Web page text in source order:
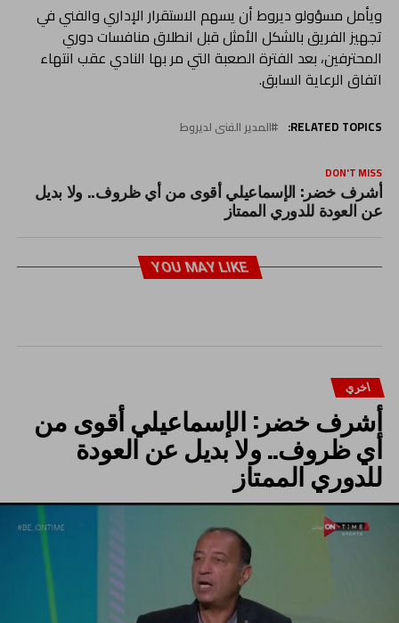
ويأمل مسؤولو ديروط أن يسهم الاستقرار الإداري والفني في
تجهيز الفريق بالشكل الأمثل قبل انطلاق منافسات دوري
المحترفين، بعد الفترة الصعبة التي مر بها النادي عقب انتهاء
اتفاق الرعاية السابق.
RELATED TOPICS: المدير الفنى لديروط
DON'T MISS
أشرف خضر: الإسماعيلي أقوى من أي ظروف.. ولا بديل
عن العودة للدوري الممتاز
YOU MAY LIKE
اخري
أشرف خضر: الإسماعيلي أقوى من
أي ظروف.. ولا بديل عن العودة
للدوري الممتاز